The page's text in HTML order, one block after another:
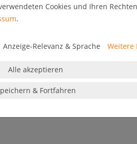
durch umlaufende
In geöffnetem
Cookies und Ihren
.
Anzeige-Relevanz & Sprache Weitere
Alle akzeptieren
& Fortfahren